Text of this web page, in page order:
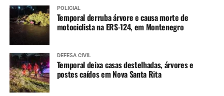
POLICIAL
Temporal derruba árvore e causa morte de
motociclista na ERS-124, em Montenegro
DEFESA CIVIL
Temporal deixa casas destelhadas, árvores e
postes caídos em Nova Santa Rita